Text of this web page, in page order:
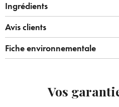
Ingrédients
Avis clients
Fiche environnementale
Vos